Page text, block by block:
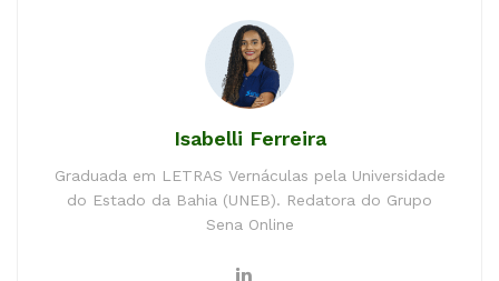
Isabelli Ferreira
Graduada em LETRAS Vernáculas pela Universidade
do Estado da Bahia (UNEB). Redatora do Grupo
Sena Online